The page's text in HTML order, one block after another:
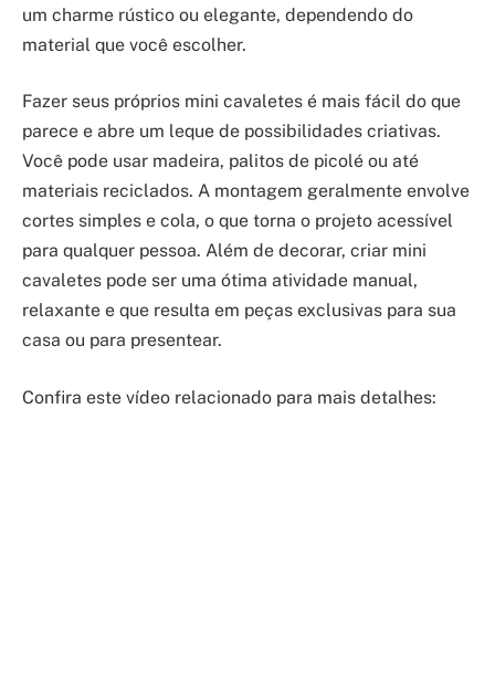
um charme rústico ou elegante, dependendo do
material que você escolher.
Fazer seus próprios mini cavaletes é mais fácil do que
parece e abre um leque de possibilidades criativas.
Você pode usar madeira, palitos de picolé ou até
materiais reciclados. A montagem geralmente envolve
cortes simples e cola, o que torna o projeto acessível
para qualquer pessoa. Além de decorar, criar mini
cavaletes pode ser uma ótima atividade manual,
relaxante e que resulta em peças exclusivas para sua
casa ou para presentear.
Confira este vídeo relacionado para mais detalhes: